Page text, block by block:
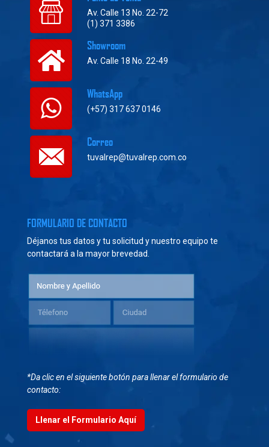
Av. Calle 13 No. 22-72
(1) 371 3386
Showroom
Av. Calle 18 No. 22-49
WhatsApp
(+57) 317 637 0146
Correo
tuvalrep@tuvalrep.com.co
FORMULARIO DE CONTACTO
Déjanos tus datos y tu solicitud y nuestro equipo te
contactará a la mayor brevedad.
*Da clic en el siguiente botón para llenar el formulario de
contacto:
Llenar el Formulario Aquí